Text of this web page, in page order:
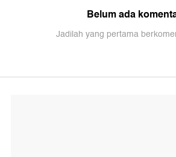
Belum ada
Jadilah yang pertama